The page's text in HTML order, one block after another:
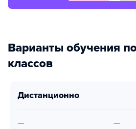
Варианты обучения
классов
дистанционно
— —